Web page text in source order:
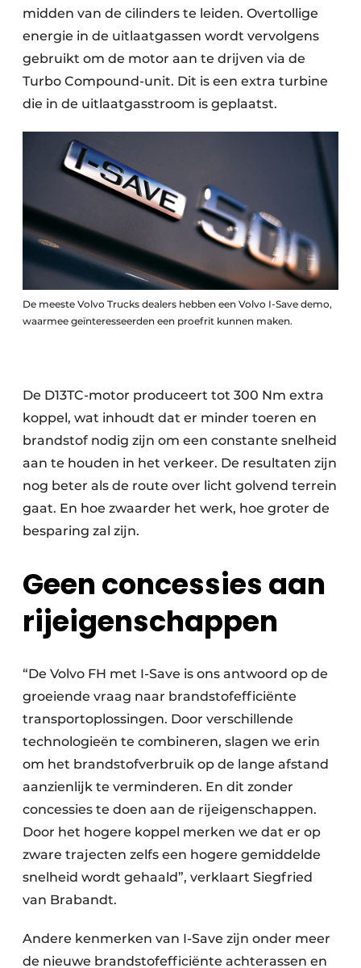
midden van de cilinders te leiden. Overtollige
energie in de uitlaatgassen wordt vervolgens
gebruikt om de motor aan te drijven via de
Turbo Compound-unit. Dit is een extra turbine
die in de uitlaatgasstroom is geplaatst.
De meeste Volvo Trucks dealers hebben een Volvo I-Save demo,
waarmee geïnteresseerden een proefrit kunnen maken.
De D13TC-motor produceert tot 300 Nm extra
koppel, wat inhoudt dat er minder toeren en
brandstof nodig zijn om een constante snelheid
aan te houden in het verkeer. De resultaten zijn
nog beter als de route over licht golvend terrein
gaat. En hoe zwaarder het werk, hoe groter de
besparing zal zijn.
Geen concessies aan
rijeigenschappen
“De Volvo FH met I-Save is ons antwoord op de
groeiende vraag naar brandstofefficiënte
transportoplossingen. Door verschillende
technologieën te combineren, slagen we erin
om het brandstofverbruik op de lange afstand
aanzienlijk te verminderen. En dit zonder
concessies te doen aan de rijeigenschappen.
Door het hogere koppel merken we dat er op
zware trajecten zelfs een hogere gemiddelde
snelheid wordt gehaald”, verklaart Siegfried
van Brabandt.
Andere kenmerken van I-Save zijn onder meer
de nieuwe brandstofefficiënte achterassen en